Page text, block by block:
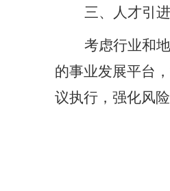
三、人才引
考虑行业和
的事业发展平台
议执行，强化风险